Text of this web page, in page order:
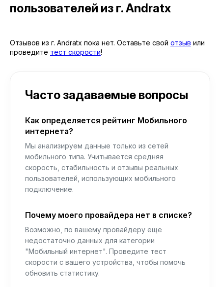
пользователей из г. Andratx
Отзывов из г. Andratx пока нет. Оставьте свой отзыв или
проведите тест скорости!
Часто задаваемые вопросы
Как определяется рейтинг Мобильного
интернета?
Мы анализируем данные только из сетей
мобильного типа. Учитывается средняя
скорость, стабильность и отзывы реальных
пользователей, использующих мобильного
подключение.
Почему моего провайдера нет в списке?
Возможно, по вашему провайдеру еще
недостаточно данных для категории
"Мобильный интернет". Проведите тест
скорости с вашего устройства, чтобы помочь
обновить статистику.